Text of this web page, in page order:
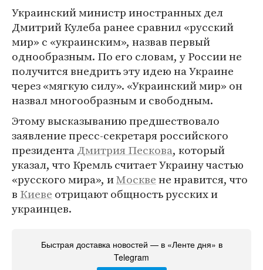
Украинский министр иностранных дел
Дмитрий Кулеба ранее сравнил «русский
мир» с «украинским», назвав первый
однообразным. По его словам, у России не
получится внедрить эту идею на Украине
через «мягкую силу». «Украинский мир» он
назвал многообразным и свободным.
Этому высказыванию предшествовало
заявление пресс-секретаря российского
президентаДмитрия Пескова, который
указал, что Кремль считает Украину частью
«русского мира», иМосквене нравится, что
в Киеве отрицают общность русских и
украинцев.
Быстрая доставка новостей — в «Ленте дня» в
Telegram